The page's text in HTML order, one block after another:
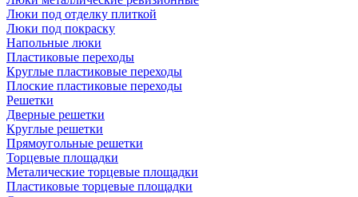
Люки под отделку плиткой
Люки под покраску
Напольные люки
Пластиковые переходы
Круглые пластиковые переходы
Плоские пластиковые переходы
Решетки
Дверные решетки
Круглые решетки
Прямоугольные решетки
Торцевые площадки
Металические торцевые площадки
Пластиковые торцевые площадки